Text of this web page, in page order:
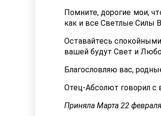
Помните, дорогие мои,
как и все Светлые Силы
Оставайтесь
вашей будут Свет и
Благословляю вас,
Отец-Абсолют говорил
Приняла Марта 22